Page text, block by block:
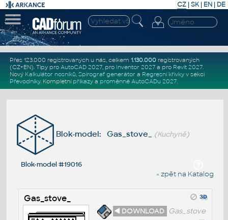
CZ | SK| EN | DE
Přes 123.000 registrovaných u nás, celkem 1.130.000registrovaných
(CZ+EN). Tipy pro AutoCAD 2027, pro Inventor 2027a pro Revit 2027.
Nový Kalkulátor nosníků, Spirograf generátor a Regresní křivkyv sekci
Převodníky. Kompletní příkazya proměnné AutoCADu 2027.
Blok-model: Gas_stove_ (Kuchyně)
Blok-model #19016
« zpět na Katalog
Gas_stove_
◄ DOWNLOAD Gas_stove